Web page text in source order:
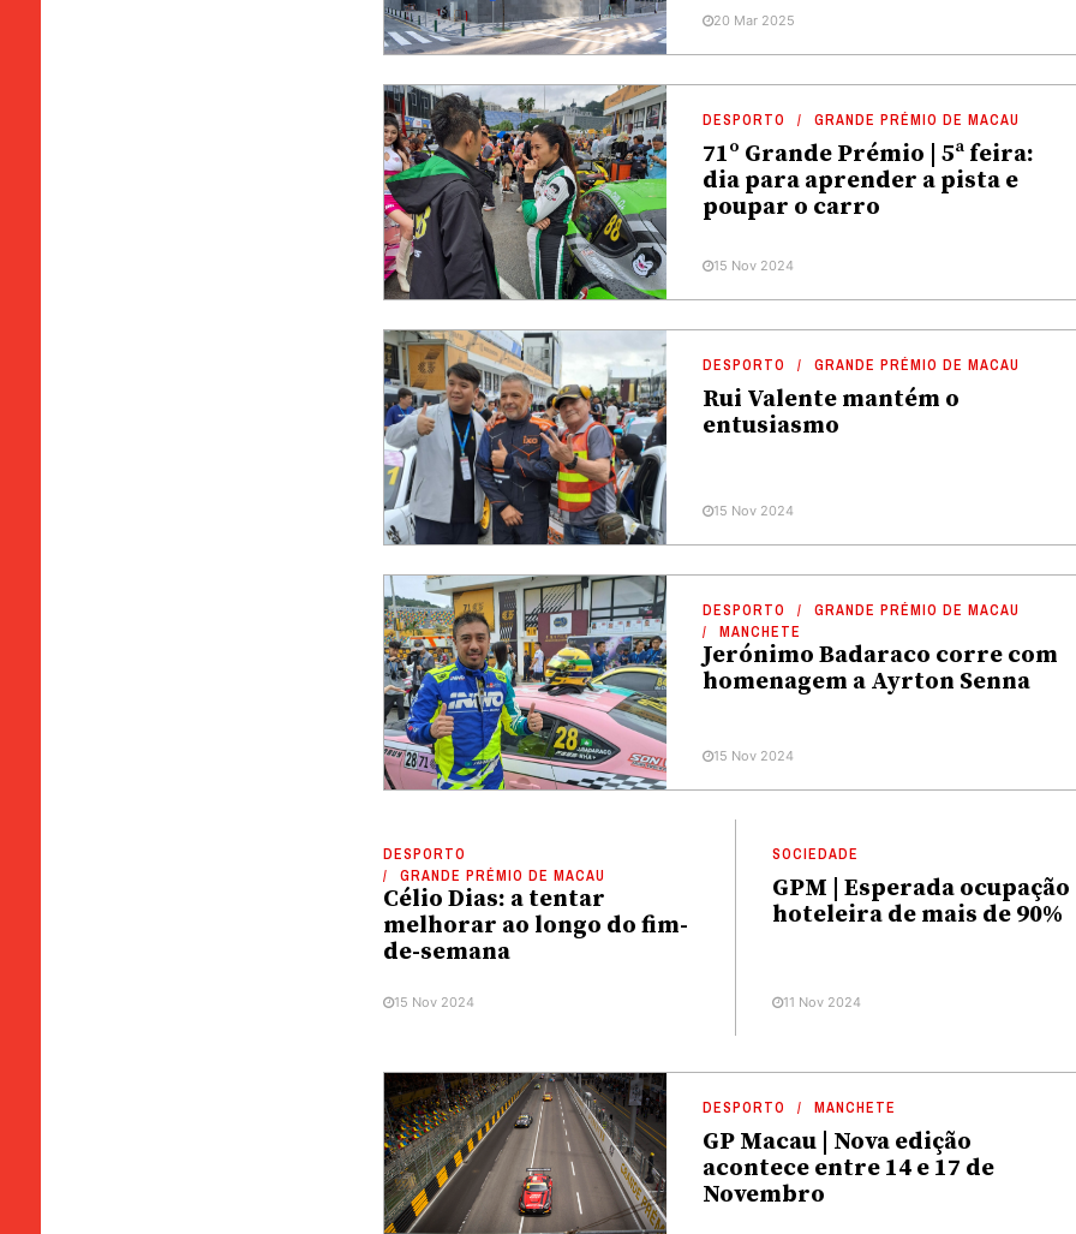
20 Mar 2025
DESPORTO GRANDE PRÉMIO DE MACAU
71º Grande Prémio | 5ª feira:
dia para aprender a pista e
poupar o carro
15 Nov 2024
DESPORTO GRANDE PRÉMIO DE MACAU
Rui Valente mantém o
entusiasmo
15 Nov 2024
DESPORTO
GRANDE PRÉMIO DE MACAU
MANCHETE
Jerónimo Badaraco corre com
homenagem a Ayrton Senna
15 Nov 2024
DESPORTO
GRANDE PRÉMIO DE MACAU
Célio Dias: a tentar
melhorar ao longo do fim-
de-semana
15 Nov 2024
SOCIEDADE
GPM | Esperada ocupação
hoteleira de mais de 90%
11 Nov 2024
DESPORTO MANCHETE
GP Macau | Nova edição
acontece entre 14 e 17 de
Novembro